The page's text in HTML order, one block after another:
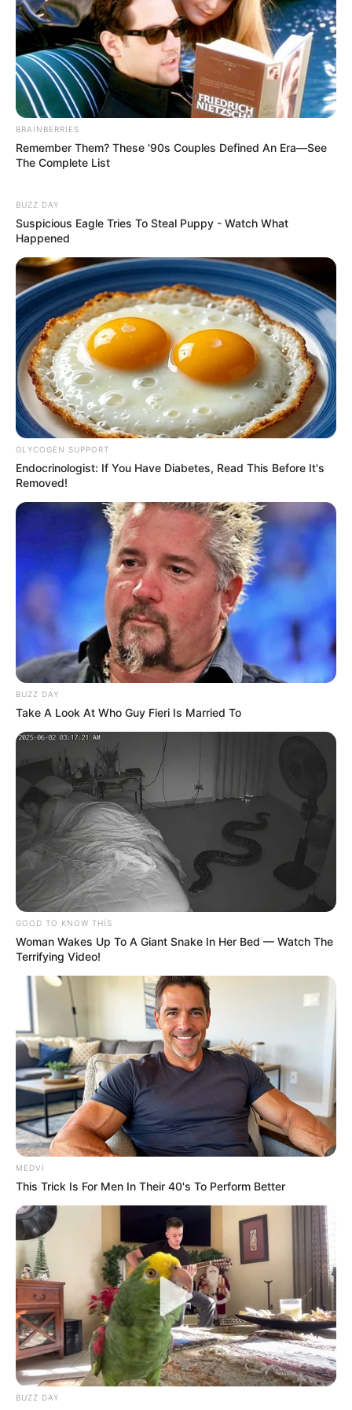
67 0 0
19:59 / 06 Avqust 2026
Bu məktəblər üzrə vakansiya seçimi
başlayır
67 0 0
19:37 / 06 Avqust 2026
Nazirlik küləklə bağlı XƏBƏRDARLIQ
ETDİ -Dənizə GİRMƏYİN
78 0
19:30 / 06 Avqust 2026
Xanım Sultanova yüksək vəzifəyə təyin
edildi
94
19:09 / 06 Avqust 2026 CƏMİYYƏT
Şəxs məcburi nikahda saxlanıla bilərmi?
—Vəkildən AÇIQLAMA
72
KEÇİDLƏR
Ana səhifə
HAQQIMIZDA
ƏLAQƏ
REKLAM
ƏLAQƏ
Tel: (+99450) 247 90 86
E-mail: oxucomsayti @gmail.com
BRAINBERRIES
Remember Them? These '90s Couples Defined An Era—See
The Complete List
BUZZ DAY
Suspicious Eagle Tries To Steal Puppy - Watch What
Happened
GLYCOGEN SUPPORT
Endocrinologist: If You Have Diabetes, Read This Before It's
Removed!
BUZZ DAY
Take A Look At Who Guy Fieri Is Married To
GOOD TO KNOW THIS
Woman Wakes Up To A Giant Snake In Her Bed — Watch The
Terrifying Video!
MEDVI
This Trick Is For Men In Their 40's To Perform Better
BUZZ DAY